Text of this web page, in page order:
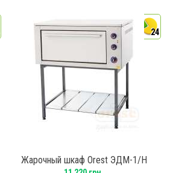
24
Жарочный шкаф Orest ЭДМ-1/Н